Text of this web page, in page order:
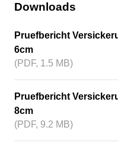
Downloads
Pruefbericht
6cm
(PDF, 1.5 MB)
Pruefbericht
8cm
(PDF, 9.2 MB)